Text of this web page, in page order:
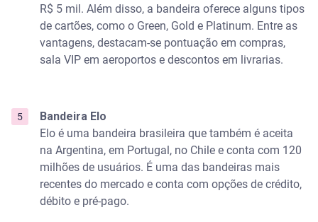
R$ 5 mil. Além disso, a bandeira oferece alguns tipos
de cartões, como o Green, Gold e Platinum. Entre as
vantagens, destacam-se pontuação em compras,
sala VIP em aeroportos e descontos em livrarias.
Bandeira Elo
Elo é uma bandeira brasileira que também é aceita
na Argentina, em Portugal, no Chile e conta com 120
milhões de usuários. É uma das bandeiras mais
recentes do mercado e conta com opções de crédito,
débito e pré-pago.